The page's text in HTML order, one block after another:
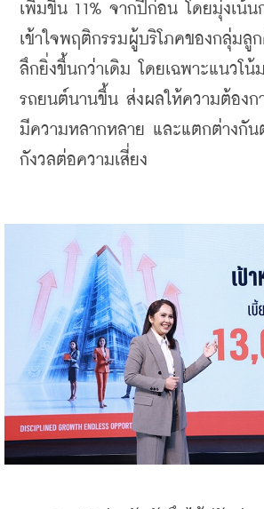
เพิ่มขึ้น 11% จากปีก่อน โดยมุ่งเน้น
เข้าใจพฤติกรรมผู้บริโภคของกลุ่มลู
ลึกยิ่งขึ้นกว่าเดิม โดยเฉพาะแนวโน้
รถยนต์นานขึ้น ส่งผลให้ความต้องก
มีความหลากหลาย และแตกต่างกัน
กังวลต่อความเสี่ยง